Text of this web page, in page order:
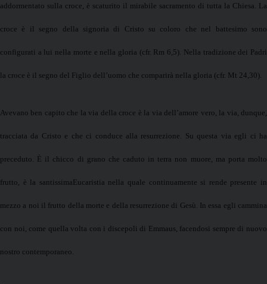
addormentato sulla croce, è scaturito il mirabile sacramento di tutta la Chiesa. La
croce è il segno della signoria di Cristo su coloro che nel battesimo sono
configurati a lui nella morte e nella gloria (cfr. Rm 6,5). Nella tradizione dei Padri
la croce è il segno del Figlio dell’uomo che comparirà nella gloria (cfr. Mt 24,30).
Avevano ben capito che la via della croce è la via dell’amore vero, la via, dunque,
tracciata da Cristo e che ci conduce alla resurrezione. Su questa via egli ci ha
preceduto. È il chicco di grano che caduto in terra non muore, ma porta molto
frutto, è la santissimaEucaristia nella quale continuamente si rende presente in
mezzo a noi il frutto della morte e della resurrezione di Gesù. In essa egli cammina
con noi, come quella volta con i discepoli di Emmaus, facendosi sempre di nuovo
nostro contemporaneo.